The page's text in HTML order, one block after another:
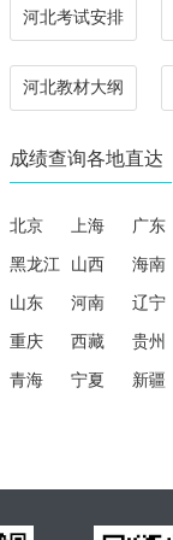
河北考试安排
河北教材大纲
成绩查询各地直达
北京 上海 广东
黑龙江 山西 海南
山东 河南 辽宁
重庆 西藏 贵州
青海 宁夏 新疆